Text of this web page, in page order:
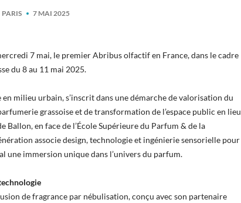
PARIS 7 MAI 2025
7 mai, le premier Abribus olfactif en France, dans le cadre
du 8 au 11 mai 2025.
milieu urbain, s’inscrit dans une démarche de valorisation du
grassoise et de transformation de l’espace public en lieu
Ballon, en face de l’École Supérieure du Parfum & de la
associe design, technologie et ingénierie sensorielle pour
immersion unique dans l’univers du parfum.
de fragrance par nébulisation, conçu avec son partenaire